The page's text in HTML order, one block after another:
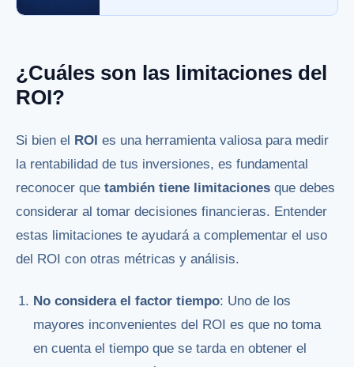
¿Cuáles son las limitaciones del
ROI?
Si bien el ROI es una herramienta valiosa para medir
la rentabilidad de tus inversiones, es fundamental
reconocer que también tiene limitaciones que debes
considerar al tomar decisiones financieras. Entender
estas limitaciones te ayudará a complementar el uso
del ROI con otras métricas y análisis.
No considera el factor tiempo: Uno de los
mayores inconvenientes del ROI es que no toma
en cuenta el tiempo que se tarda en obtener el